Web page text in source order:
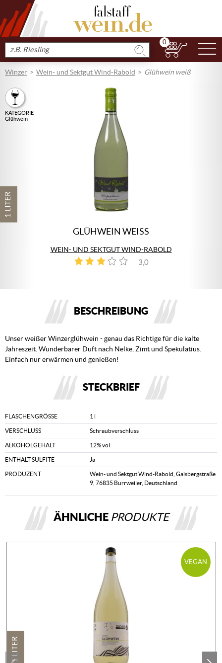
Produkt
suchen
0
Winzer Wein- und Sektgut Wind-Rabold Glühwein weiß
1 LITER
KATEGORIE
Glühwein
GLÜHWEIN WEISS
WEIN- UND SEKTGUT WIND-RABOLD
3,0
1
BESCHREIBUNG
Unser weißer Winzerglühwein - genau das Richtige für die kalte
Jahreszeit. Wunderbarer Duft nach Nelke, Zimt und Spekulatius.
Einfach nur erwärmen und genießen!
STECKBRIEF
FLASCHENGRÖSSE 1 l
VERSCHLUSS Schraubverschluss
ALKOHOLGEHALT 12% vol
ENTHÄLT SULFITE Ja
PRODUZENT
Wein- und Sektgut Wind-Rabold, Gaisbergstraße
9, 76835 Burrweiler, Deutschland
ÄHNLICHE PRODUKTE
VEGAN
1 LITER